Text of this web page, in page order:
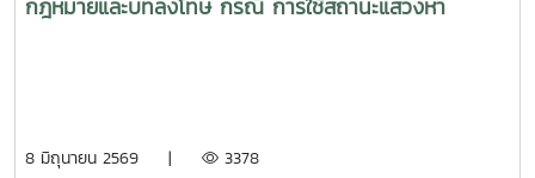
กฎหมายและบทลงโทษ กรณี การใช้สถานะแสวงหา
8 มิถุนายน 2569 | 3378